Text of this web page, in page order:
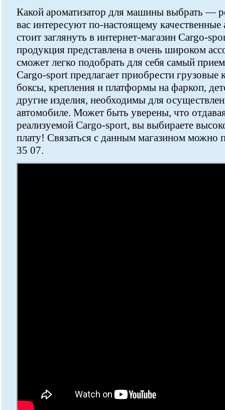
Какой ароматизатор для машины выбрать —
вас интересуют по-настоящему качественные
стоит заглянуть в интернет-магазин Cargo-
продукция представлена в очень широком
сможет легко подобрать для себя самый
Cargo-sport предлагает приобрести
боксы, крепления и платформы на фаркоп,
другие изделия, необходимы для
автомобиле. Может быть уверены, что
реализуемой Cargo-sport, вы выбираете
плату! Связаться с данным магазином можно
35 07.